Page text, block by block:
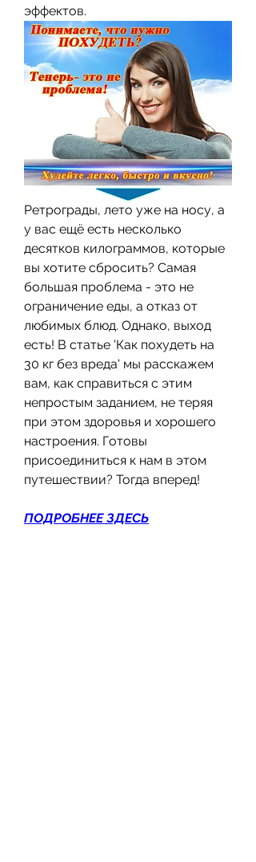
эффектов.
Ретрограды, лето уже на носу, а
у вас ещё есть несколько
десятков килограммов, которые
вы хотите сбросить? Самая
большая проблема - это не
ограничение еды, а отказ от
любимых блюд. Однако, выход
есть! В статье 'Как похудеть на
30 кг без вреда' мы расскажем
вам, как справиться с этим
непростым заданием, не теряя
при этом здоровья и хорошего
настроения. Готовы
присоединиться к нам в этом
путешествии? Тогда вперед!
ПОДРОБНЕЕ ЗДЕСЬ